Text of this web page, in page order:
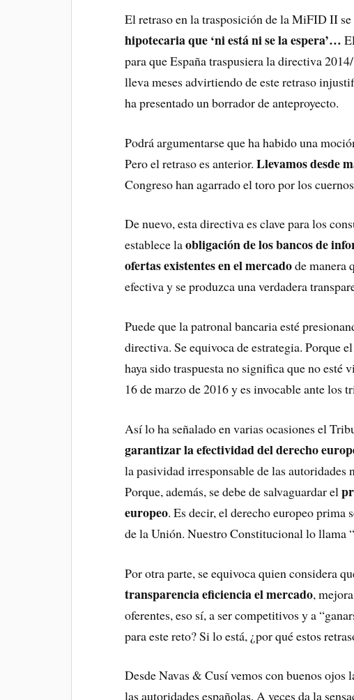
El retraso en la trasposición de la MiFID II
hipotecaria que ‘ni está ni se la espera’…
para que España traspusiera la directiva
lleva meses advirtiendo de este retraso
ha presentado un borrador de anteproyecto.
Podrá argumentarse que ha habido una
Pero el retraso es anterior.Llevamos desde
Congreso han agarrado el toro por los
De nuevo, esta directiva es clave para los
establece laobligación de los bancos de
ofertas existentes en el mercadode manera
efectiva y se produzca una verdadera
Puede que la patronal bancaria esté
directiva. Se equivoca de estrategia. Porque
haya sido traspuesta no significa que no esté
16 de marzo de 2016 y es invocable ante los
Así lo ha señalado en varias ocasiones el
garantizar la efectividad del derecho
la pasividad irresponsable de las autoridades
Porque, además, se debe de salvaguardar el
europeo. Es decir, el derecho europeo prima
de la Unión. Nuestro Constitucional lo llama
Por otra parte, se equivoca quien considera
transparencia eficiencia el mercado,
oferentes, eso sí, a ser competitivos y a
para este reto? Si lo está, ¿por qué estos
Desde Navas & Cusí vemos con buenos
las autoridades españolas. A veces da la